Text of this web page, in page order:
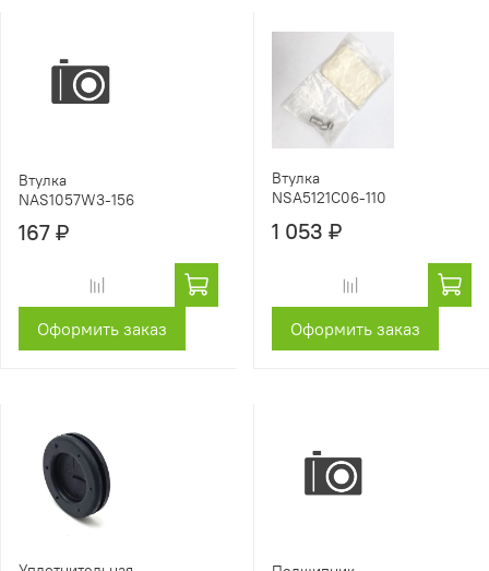
Втулка
NAS1057W3-156
167 ₽
Оформить заказ
Втулка
NSA5121C06-110
1 053 ₽
Оформить заказ